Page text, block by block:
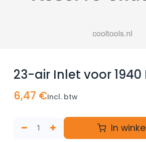
23-air Inlet voor 1940
6,47 €Incl. btw
In